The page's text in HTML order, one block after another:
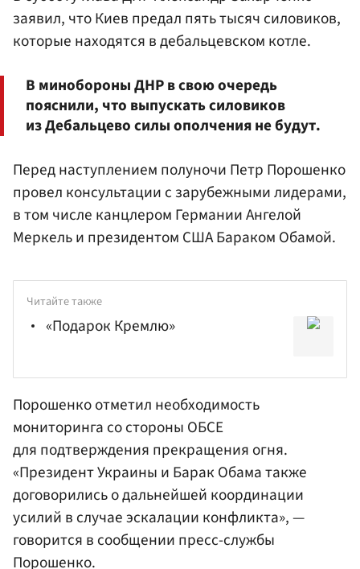
заявил, что Киев предал пять тысяч силовиков,
которые находятся в дебальцевском котле.
В минобороны ДНР в свою очередь
пояснили, что выпускать силовиков
из Дебальцево силы ополчения не будут.
Перед наступлением полуночи Петр Порошенко
провел консультации с зарубежными лидерами,
в том числе канцлером Германии Ангелой
Меркель и президентом США Бараком Обамой.
Читайте также
«Подарок Кремлю»
Порошенко отметил необходимость
мониторинга со стороны ОБСЕ
для подтверждения прекращения огня.
«Президент Украины и Барак Обама также
договорились о дальнейшей координации
усилий в случае эскалации конфликта», —
говорится в сообщении пресс-службы
Порошенко.